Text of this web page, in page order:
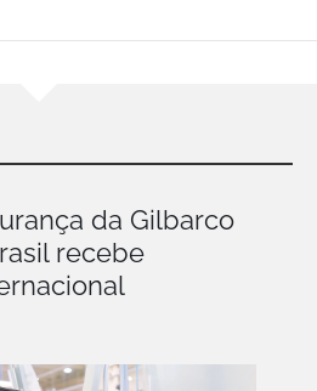
da Gilbarco
recebe